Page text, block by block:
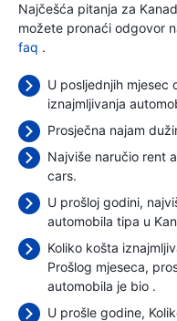
Najčešća pitanja za
možete pronaći odgovor
faq .
U posljednjih mjesec
iznajmljivanja
Prosječna najam
Najviše naručio rent
cars.
U prošloj godini,
automobila tipa u
Koliko košta
Prošlog mjeseca,
automobila je bio .
U prošle godine,